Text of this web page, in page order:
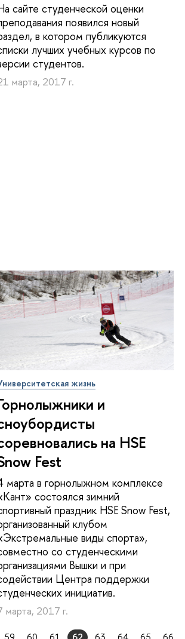
сайте студенческой оценки
появился новый
в котором публикуются
лучших учебных курсов по
студентов.
марта, 2017 г.
жизнь
и
на HSE
Fest
марта в горнолыжном комплексе
состоялся зимний
праздник HSE Snow Fest,
клубом
виды спорта»,
со студенческими
Вышки и при
Центра поддержки
инициатив.
марта, 2017 г.